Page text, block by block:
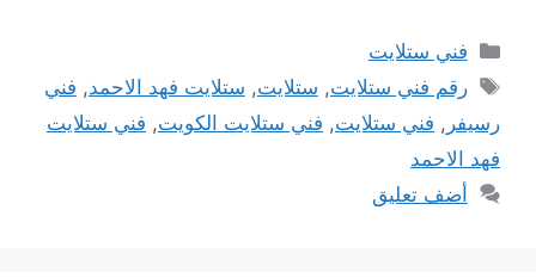
التصنيفات
فني ستلايت
الوسوم
رقم فني ستلايت, ستلايت, ستلايت فهد الاحمد, فني
رسيفر , فني ستلايت, فني ستلايت الكويت, فني ستلايت
فهد الاحمد
أضف تعليق